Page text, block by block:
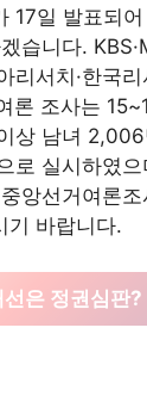
17일 발표되
습니다.
리서치·한국
론 조사는
상 남녀
로 실시하였으
앙선거여론조
기 바랍니다.
은 정권심판?